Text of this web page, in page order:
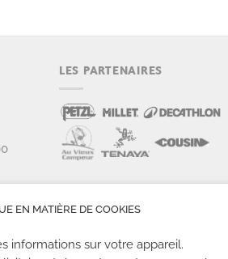
LES PARTENAIRES
EN MATIÈRE DE COOKIES
informations sur votre appareil.